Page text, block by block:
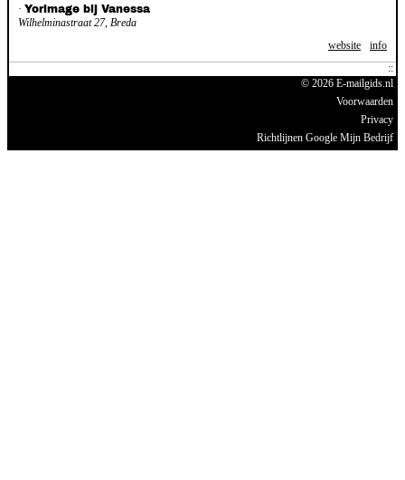
· Yorimage bij Vanessa
Wilhelminastraat 27, Breda
website
info
© 2026 E-mailgids.nl
Voorwaarden
Privacy
Richtlijnen Google Mijn Bedrijf